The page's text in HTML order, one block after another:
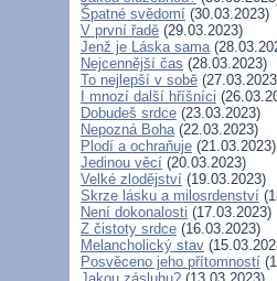
Špatné svědomí (30.03.2023)
V první řadě (29.03.2023)
Jenž je Láska sama
Nejcennější čas (28.03.2023)
To nejlepší v sobě
I mnozí další hříšníci
Dobudeš srdce (23.03.2023)
Nepozná Boha(22.03.2023)
Plodí a ochraňuje (21.03.2023)
Jedinou věcí (20.03.2023)
Velké zlodějství (19.03.2023)
Skrze lásku a milosrdenství
Není dokonalosti (17.03.2023)
Z čistoty srdce (16.03.2023)
Melancholický stav
Posvěceno jeho přítomností